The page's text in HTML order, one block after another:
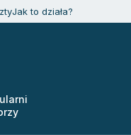
Jak to działa?